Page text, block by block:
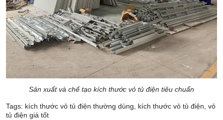
Sản xuất và chế tạo kích thước vỏ tủ điện tiêu chuẩn
Tags: kích thước vỏ tủ điện thường dùng kích thước vỏ tủ điện vỏ
tủ điện giá tốt